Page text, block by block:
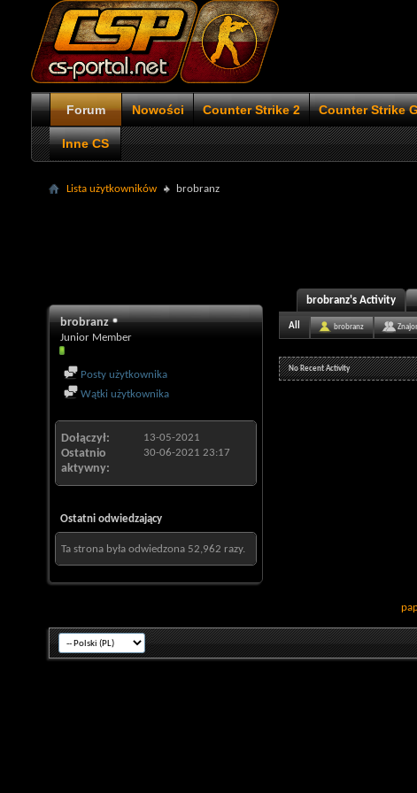
Forum Nowości Counter Strike 2 Counter Strike
Inne CS
Lista użytkowników brobranz
brobranz
Junior Member
Posty użytkownika
Wątki użytkownika
Dołączył 13-05-2021
Ostatnio
aktywny
30-06-2021 23:17
Ostatni odwiedzający
Ta strona była odwiedzona 52,962 razy.
brobranz's Activity
All brobranz
No Recent Activity